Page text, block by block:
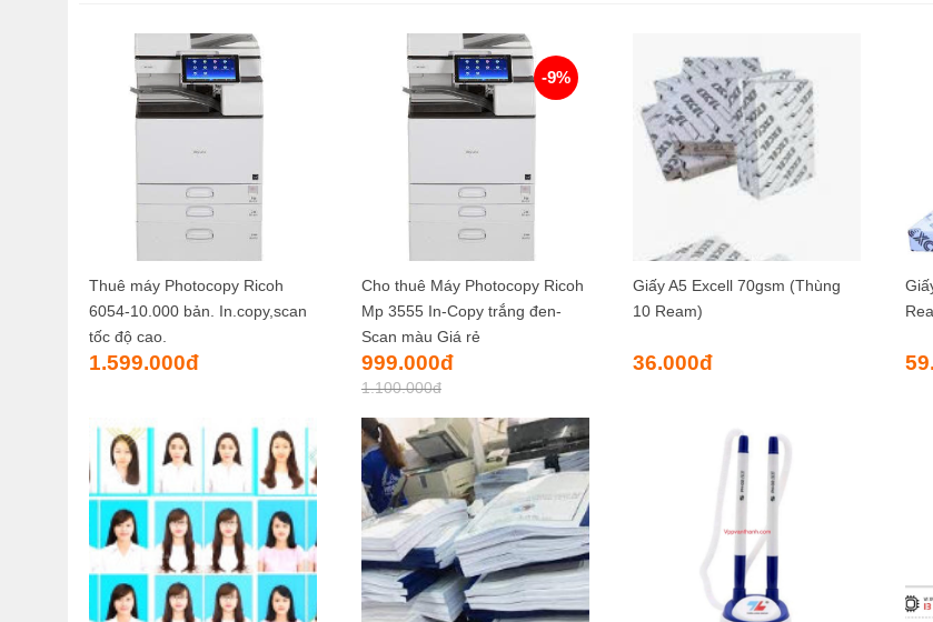
Thuê máy Photocopy Ricoh
6054-10.000 bản. In.copy,scan
tốc độ cao.
1.599.000đ
-9%
Cho thuê Máy Photocopy Ricoh
Mp 3555 In-Copy trắng đen-
Scan màu Giá rẻ
1.100.000đ
Giá
gốc
là:
999.000đGiá
hiện
999.000đ.
Giấy A5 Excell 70gsm (Thùng
10 Ream)
36.000đ